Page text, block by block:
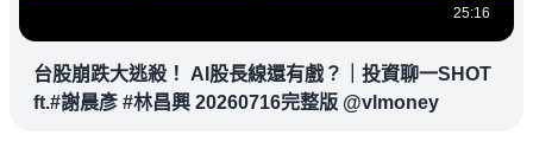
25:16
台股崩跌大逃殺！ AI股長線還有戲？｜投資聊一SHOT
ft.#謝晨彥 #林昌興 20260716完整版 @vlmoney